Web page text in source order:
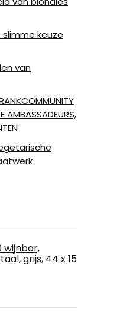
keuze
van
AMBASSADEURS,
wijnbar,
grijs, 44 x 15